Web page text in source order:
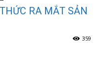
RA MẮT SẢN
359